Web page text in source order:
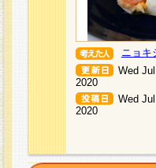
ニョキ
Wed
2020
Wed
2020